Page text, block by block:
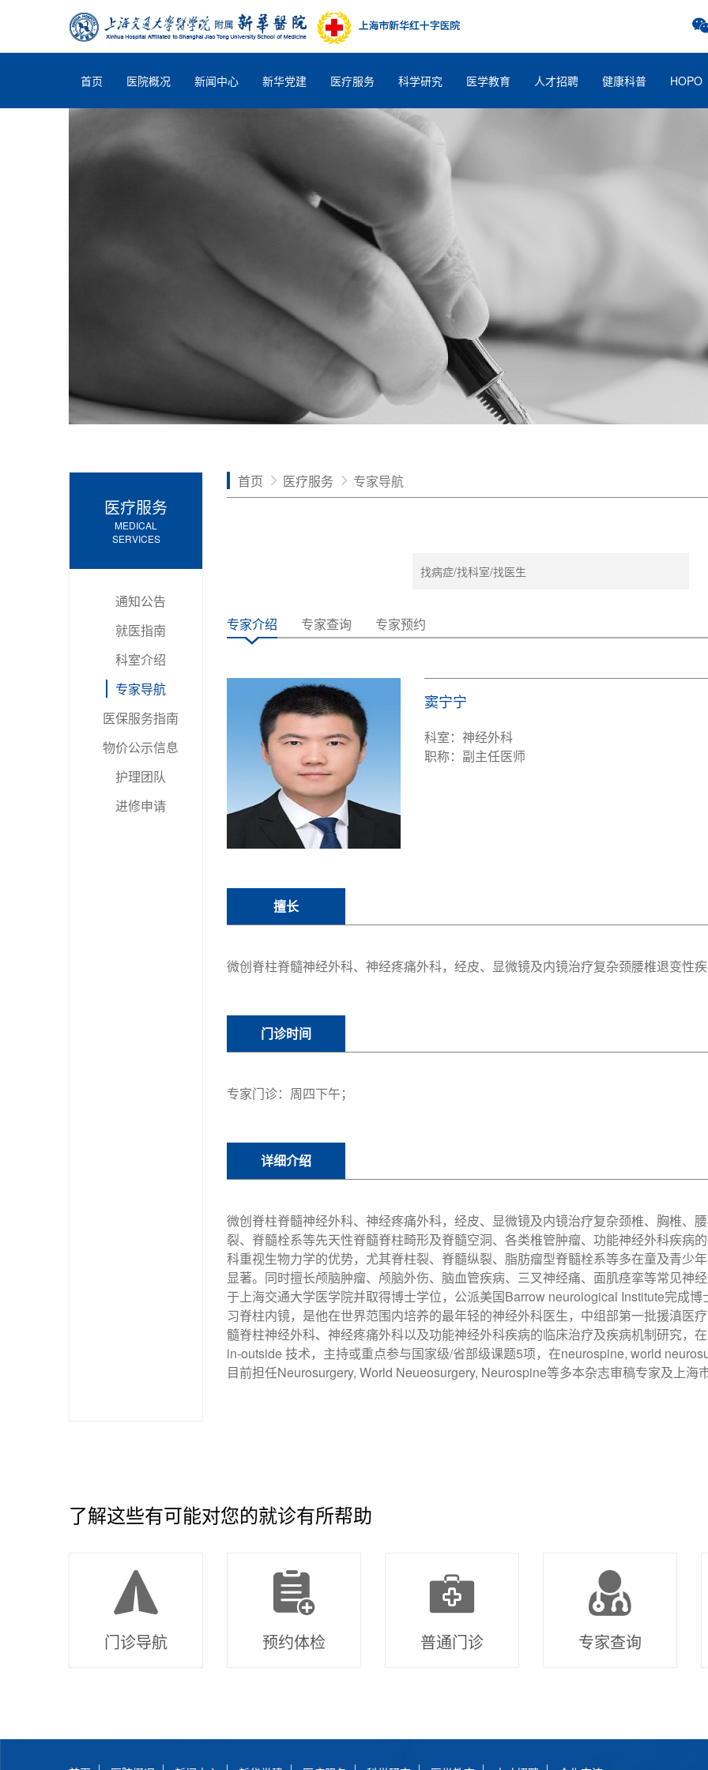
首页 医院概况 新闻中心 新华党建 医疗服务 科学研究 医学教育 人才招聘 健康科普 HOPO
医疗服务
MEDICAL
SERVICES
通知公告
就医指南
科室介绍
专家导航
医保服务指南
物价公示信息
护理团队
进修申请
首页 医疗服务 专家导航
专家介绍 专家查询 专家预约
窦宁宁
科室：神经外科
职称：副主任医师
擅长
微创脊柱脊髓神经外科、神经疼痛外科，经皮、显微镜及内镜治疗复杂颈腰椎退变性
门诊时间
专家门诊：周四下午；
详细介绍
微创脊柱脊髓神经外科、神经疼痛外科，经皮、显微镜及内镜治疗复杂颈椎、胸椎、
裂、脊髓栓系等先天性脊髓脊柱畸形及脊髓空洞、各类椎管肿瘤、功能神经外科疾病
科重视生物力学的优势，尤其脊柱裂、脊髓纵裂、脂肪瘤型脊髓栓系等多在童及青少
显著。同时擅长颅脑肿瘤、颅脑外伤、脑血管疾病、三叉神经痛、面肌痉挛等常见神
于上海交通大学医学院并取得博士学位，公派美国Barrow neurological Institute完成
习脊柱内镜，是他在世界范围内培养的最年轻的神经外科医生，中组部第一批援滇医
髓脊柱神经外科、神经疼痛外科以及功能神经外科疾病的临床治疗及疾病机制研究，
in-outside 技术，主持或重点参与国家级/省部级课题5项，在neurospine, world
目前担任Neurosurgery, World Neueosurgery, Neurospine等多本杂志审稿专家及上海
了解这些有可能对您的就诊有所帮助
门诊导航 预约体检 普通门诊 专家查询